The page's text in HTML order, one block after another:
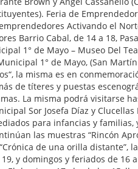
Feria de
Activando el
Barrio Cabal, de 14 a 18,
1° de Mayo – Museo Del
1° de Mayo, (San
la misma es en
de títeres y puestas
La misma podrá visitarse
Sor Josefa Díaz y
para infancias y familias,
las muestras “Rincón
de una orilla distante”,
y domingos y feriados de 16